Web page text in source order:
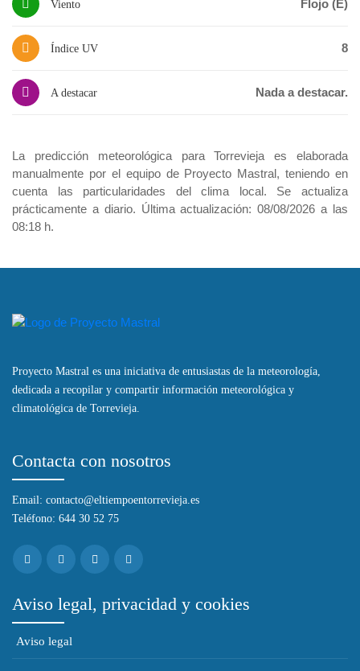
Viento Flojo (E)
Índice UV 8
A destacar Nada a destacar.
La predicción meteorológica para Torrevieja es elaborada
manualmente por el equipo de Proyecto Mastral, teniendo en
cuenta las particularidades del clima local. Se actualiza
prácticamente a diario. Última actualización: 08/08/2026 a las
08:18 h.
Proyecto Mastral es una iniciativa de entusiastas de la meteorología,
dedicada a recopilar y compartir información meteorológica y
climatológica de Torrevieja.
Contacta con nosotros
Email: contacto@eltiempoentorrevieja.es
Teléfono: 644 30 52 75
Aviso legal, privacidad y cookies
Aviso legal